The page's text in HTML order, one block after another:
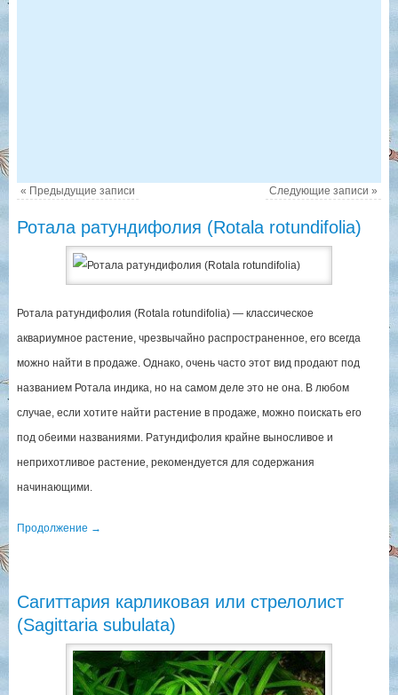
« Предыдущие записи Следующие записи»
Ротала ратундифолия (Rotala rotundifolia)
Ротала ратундифолия (Rotala rotundifolia) — классическое
аквариумное растение, чрезвычайно распространенное, его всегда
можно найти в продаже. Однако, очень часто этот вид продают под
названием Ротала индика, но на самом деле это не она. В любом
случае, если хотите найти растение в продаже, можно поискать его
под обеими названиями. Ратундифолия крайне выносливое и
неприхотливое растение, рекомендуется для содержания
начинающими.
Продолжение →
Сагиттария карликовая или стрелолист
(Sagittaria subulata)